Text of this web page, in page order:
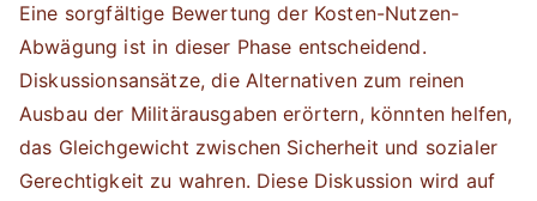
Eine sorgfältige Bewertung der Kosten-Nutzen-
Abwägung ist in dieser Phase entscheidend.
Diskussionsansätze, die Alternativen zum reinen
Ausbau der Militärausgaben erörtern, könnten helfen,
das Gleichgewicht zwischen Sicherheit und sozialer
Gerechtigkeit zu wahren. Diese Diskussion wird auf